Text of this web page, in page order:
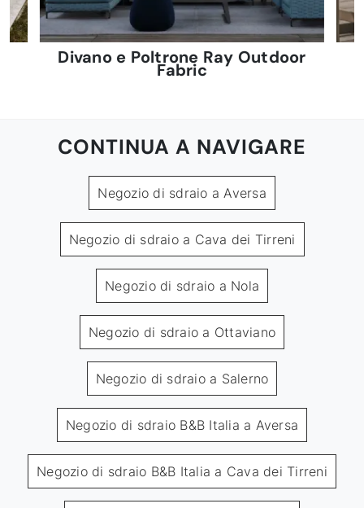
Divano e Poltrone Ray Outdoor
Fabric
CONTINUA A NAVIGARE
Negozio di sdraio a Aversa
Negozio di sdraio a Cava dei Tirreni
Negozio di sdraio a Nola
Negozio di sdraio a Ottaviano
Negozio di sdraio a Salerno
Negozio di sdraio B&B Italia a Aversa
Negozio di sdraio B&B Italia a Cava dei Tirreni